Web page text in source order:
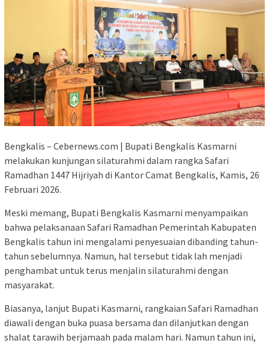
Bengkalis – Cebernews.com | Bupati Bengkalis Kasmarni
melakukan kunjungan silaturahmi dalam rangka Safari
Ramadhan 1447 Hijriyah di Kantor Camat Bengkalis, Kamis, 26
Februari 2026.
Meski memang, Bupati Bengkalis Kasmarni menyampaikan
bahwa pelaksanaan Safari Ramadhan Pemerintah Kabupaten
Bengkalis tahun ini mengalami penyesuaian dibanding tahun-
tahun sebelumnya. Namun, hal tersebut tidak lah menjadi
penghambat untuk terus menjalin silaturahmi dengan
masyarakat.
Biasanya, lanjut Bupati Kasmarni, rangkaian Safari Ramadhan
diawali dengan buka puasa bersama dan dilanjutkan dengan
shalat tarawih berjamaah pada malam hari. Namun tahun ini,